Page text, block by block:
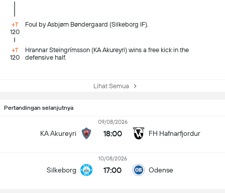
+1'
120
Foul by Asbjørn Bøndergaard (Silkeborg IF).
+1'
120
Hrannar Steingrímsson (KA Akureyri) wins a free kick in the
defensive half.
Lihat Semua
Pertandingan selanjutnya
KA Akureyri
09/08/2026
18:00 FH Hafnarfjordur
Silkeborg
10/08/2026
17:00 Odense